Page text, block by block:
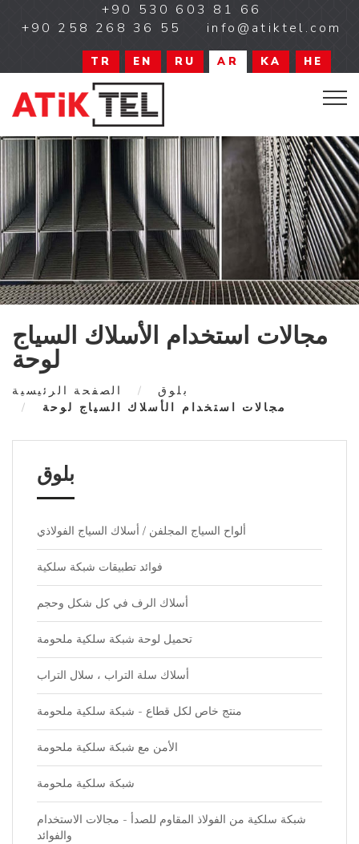
+90 530 603 81 66
+90 258 268 36 55
info@atiktel.com
TR EN RU AR KA HE
مجالات استخدام الأسلاك السياج
لوحة
الصفحة الرئيسية
بلوق
مجالات استخدام الأسلاك السياج لوحة
بلوق
ألواح السياج المجلفن / أسلاك السياج الفولاذي
فوائد تطبيقات شبكة سلكية
أسلاك الرف في كل شكل وحجم
تحميل لوحة شبكة سلكية ملحومة
أسلاك سلة التراب ، سلال التراب
منتج خاص لكل قطاع - شبكة سلكية ملحومة
الأمن مع شبكة سلكية ملحومة
شبكة سلكية ملحومة
شبكة سلكية من الفولاذ المقاوم للصدأ - مجالات الاستخدام
والفوائد